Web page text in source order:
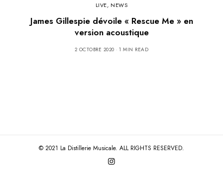
LIVE, NEWS
James Gillespie dévoile « Rescue Me » en
version acoustique
2 OCTOBRE 2020 1 MIN READ
© 2021 La Distillerie Musicale. ALL RIGHTS RESERVED.